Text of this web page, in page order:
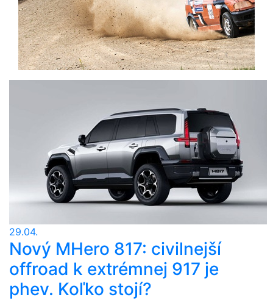
29.04.
Nový MHero 817: civilnejší
offroad k extrémnej 917 je
phev. Koľko stojí?